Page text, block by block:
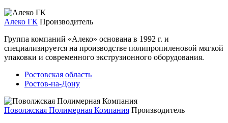
Алеко ГК Производитель
Группа компаний «Алеко» основана в 1992 г. и
специализируется на производстве полипропиленовой мягкой
упаковки и современного экструзионного оборудования.
Ростовская область
Ростов-на-Дону
Поволжская Полимерная Компания Производитель